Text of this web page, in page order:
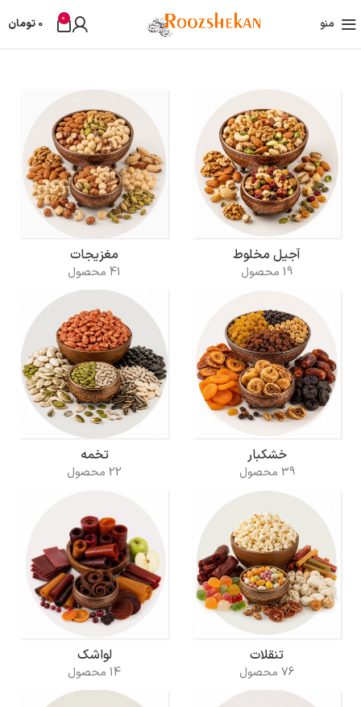
منو 0
0 تومان
آجیل مخلوط
19 محصول
مغزیجات
41 محصول
خشکبار
39 محصول
تخمه
22 محصول
تنقلات
76 محصول
لواشک
14 محصول